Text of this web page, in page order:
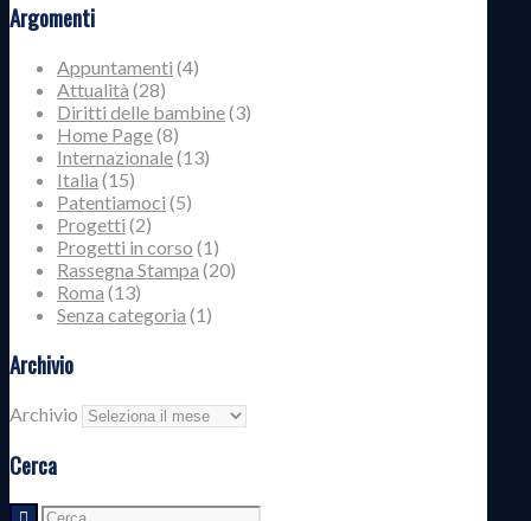
Argomenti
Appuntamenti (4)
Attualità (28)
Diritti delle bambine(3)
Home Page(8)
Internazionale(13)
Italia (15)
Patentiamoci (5)
Progetti (2)
Progetti in corso (1)
Rassegna Stampa (20)
Roma (13)
Senza categoria (1)
Archivio
Archivio
Cerca